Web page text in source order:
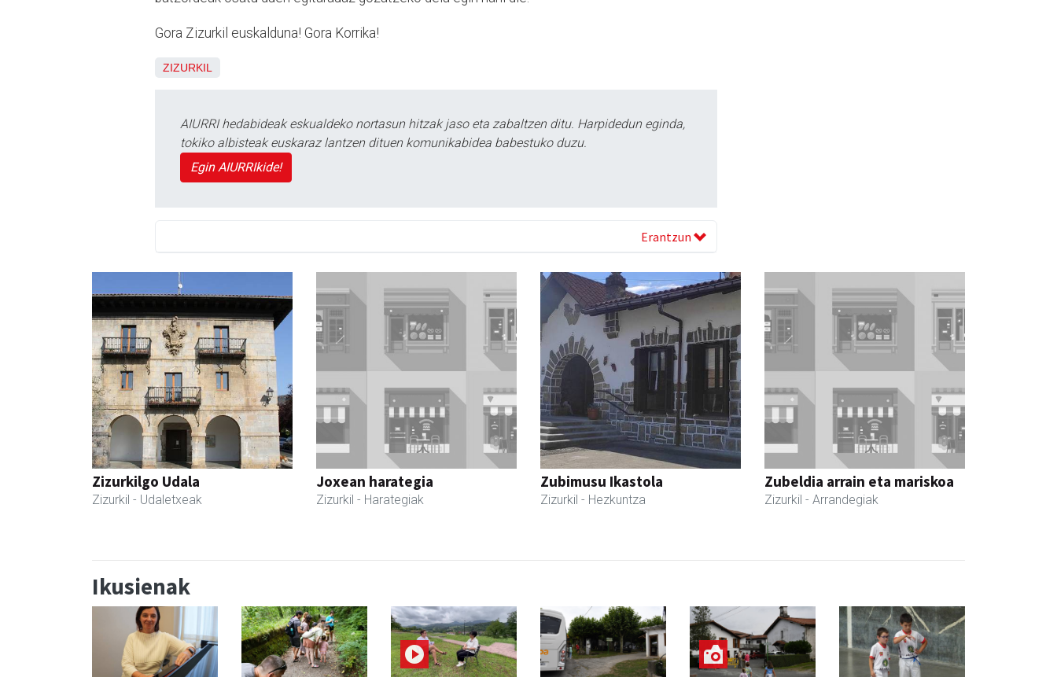
Gora Zizurkil euskalduna! Gora Korrika!
ZIZURKIL
AIURRI hedabideak eskualdeko nortasun hitzak jaso eta zabaltzen ditu. Harpidedun eginda,
tokiko albisteak euskaraz lantzen dituen komunikabidea babestuko duzu.
Egin AIURRIkide!
Erantzun
Zizurkilgo Udala
Zizurkil - Udaletxeak
Joxean harategia
Zizurkil - Harategiak
Zubimusu Ikastola
Zizurkil - Hezkuntza
Zubeldia arrain eta mariskoa
Zizurkil - Arrandegiak
Ikusienak